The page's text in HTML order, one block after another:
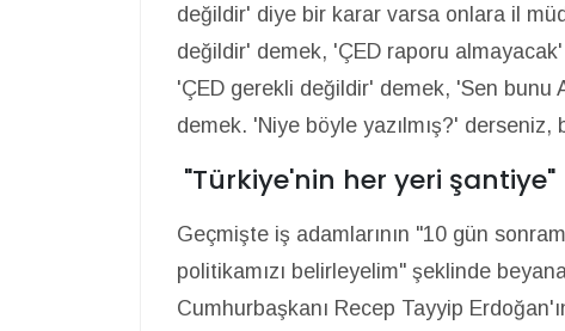
değildir' diye bir karar varsa onlara il
değildir' demek, 'ÇED raporu
'ÇED gerekli değildir' demek, 'Sen bunu
demek. 'Niye böyle yazılmış?' derseniz,
"Türkiye'nin her yeri şantiye"
Geçmişte iş adamlarının "10 gün
politikamızı belirleyelim" şeklinde
Cumhurbaşkanı Recep Tayyip